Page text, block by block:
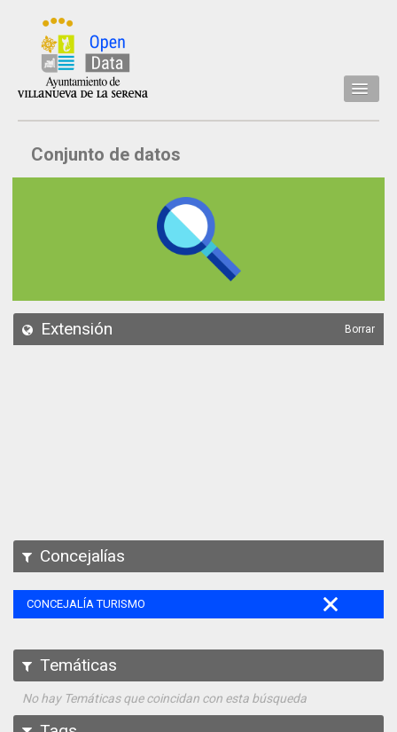
Inicio
Datos
API
Conjunto de datos
Extensión Borrar
Concejalías
CONCEJALÍA TURISMO
Temáticas
No hay Temáticas que coincidan con esta búsqueda